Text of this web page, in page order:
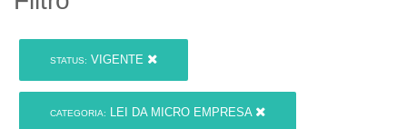
STATUS: VIGENTE
CATEGORIA: LEI DA MICRO EMPRESA